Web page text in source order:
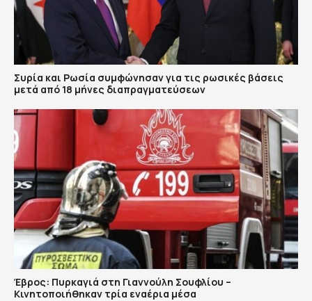
Συρία και Ρωσία συμφώνησαν για τις ρωσικές βάσεις
μετά από 18 μήνες διαπραγματεύσεων
Έβρος: Πυρκαγιά στη Γιαννούλη Σουφλίου –
Κινητοποιήθηκαν τρία εναέρια μέσα